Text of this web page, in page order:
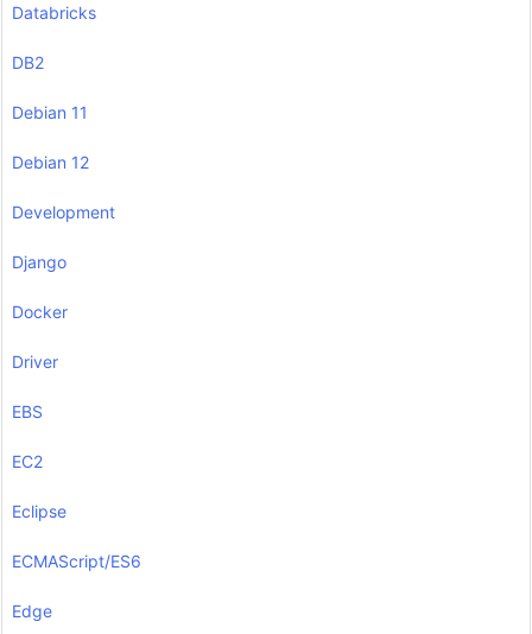
Databricks
DB2
Debian 11
Debian 12
Development
Django
Docker
Driver
EBS
EC2
Eclipse
ECMAScript/ES6
Edge